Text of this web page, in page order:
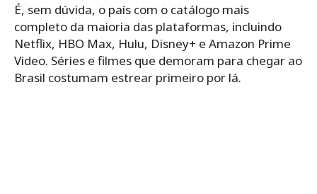
É, sem dúvida, o país com o catálogo mais
completo da maioria das plataformas, incluindo
Netflix, HBO Max, Hulu, Disney+ e Amazon Prime
Video. Séries e filmes que demoram para chegar ao
Brasil costumam estrear primeiro por lá.